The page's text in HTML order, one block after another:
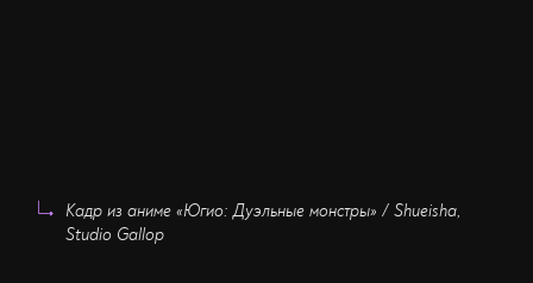
Кадр из аниме «Югио: Дуэльные монстры» / Shueisha,
Studio Gallop